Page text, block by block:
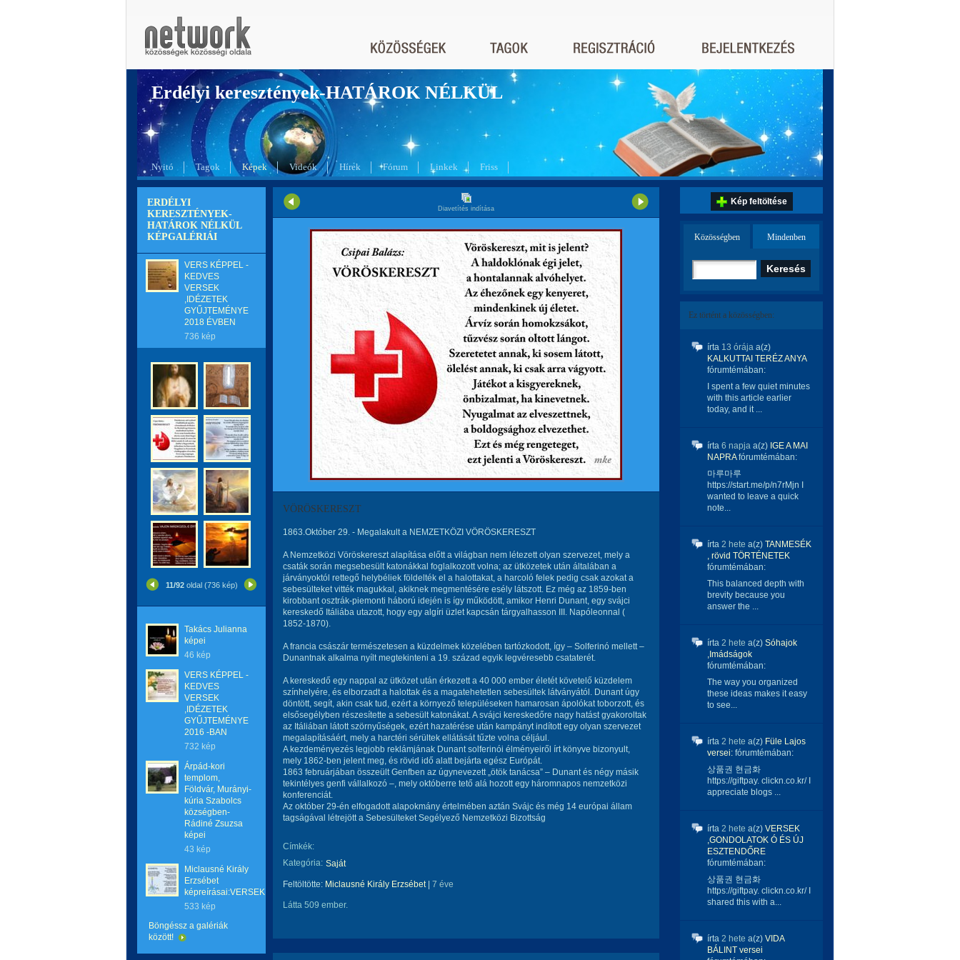
Erdélyi keresztények-HATÁROK NÉLKÜL
Nyitó Tagok Képek Videók Hírek Fórum Linkek Friss
ERDÉLYI
KERESZTÉNYEK-
HATÁROK NÉLKÜL
KÉPGALÉRIÁI
VERS KÉPPEL -
KEDVES
VERSEK
,IDÉZETEK
GYŰJTEMÉNYE
2018 ÉVBEN
736 kép
11/92oldal (736 kép)
Takács Julianna
képei
46 kép
VERS KÉPPEL -
KEDVES
VERSEK
,IDÉZETEK
GYŰJTEMÉNYE
2016 -BAN
732 kép
Árpád-kori
templom,
Földvár, Murányi-
kúria Szabolcs
községben-
Rádiné Zsuzsa
képei
43 kép
Miclausné Király
Erzsébet
képreírásai:VERSEK
533 kép
Böngéssz a galériák
között!
Diavetítés indítása
VÖRÖSKERESZT
1863.Október 29. - Megalakult a NEMZETKÖZI VÖRÖSKERESZT
A Nemzetközi Vöröskereszt alapítása előtt a világban nem létezett olyan szervezet, mely a
csaták során megsebesült katonákkal foglalkozott volna; az ütközetek után általában a
járványoktól rettegő helybéliek földelték el a halottakat, a harcoló felek pedig csak azokat a
sebesülteket vitték magukkal, akiknek megmentésére esély látszott. Ez még az 1859-ben
kirobbant osztrák-piemonti háború idején is így működött, amikor Henri Dunant, egy svájci
kereskedő Itáliába utazott, hogy egy algíri üzlet kapcsán tárgyalhasson III. Napóleonnal (
1852-1870).
A francia császár természetesen a küzdelmek közelében tartózkodott, így – Solferinó mellett –
Dunantnak alkalma nyílt megtekinteni a 19. század egyik legvéresebb csataterét.
A kereskedő egy nappal az ütközet után érkezett a 40 000 ember életét követelő küzdelem
színhelyére, és elborzadt a halottak és a magatehetetlen sebesültek látványától. Dunant úgy
döntött, segít, akin csak tud, ezért a környező településeken hamarosan ápolókat toborzott, és
elsősegélyben részesítette a sebesült katonákat. A svájci kereskedőre nagy hatást gyakoroltak
az Itáliában látott szörnyűségek, ezért hazatérése után kampányt indított egy olyan szervezet
megalapításáért, mely a harctéri sérültek ellátását tűzte volna céljául.
A kezdeményezés legjobb reklámjának Dunant solferinói élményeiről írt könyve bizonyult,
mely 1862-ben jelent meg, és rövid idő alatt bejárta egész Európát.
1863 februárjában összeült Genfben az úgynevezett „ötök tanácsa” – Dunant és négy másik
tekintélyes genfi vállalkozó –, mely októberre tető alá hozott egy háromnapos nemzetközi
konferenciát.
Az október 29-én elfogadott alapokmány értelmében aztán Svájc és még 14 európai állam
tagságával létrejött a Sebesülteket Segélyező Nemzetközi Bizottság
Címkék:
Kategória: Saját
Feltöltötte: Miclausné Király Erzsébet| 7 éve
Látta 509 ember.
Kép feltöltése
Közösségben Mindenben
Ez történt a közösségben:
írta 13 órája a(z)
KALKUTTAI TERÉZ ANYA
fórumtémában:
I spent a few quiet minutes
with this article earlier
today, and it ...
írta 6 napja a(z) IGE A MAI
NAPRAfórumtémában:
마루마루
https://start.me/p/n7rMjn I
wanted to leave a quick
note...
írta 2 hete a(z) TANMESÉK
, rövid TÖRTÉNETEK
fórumtémában:
This balanced depth with
brevity because you
answer the ...
írta 2 hete a(z) Sóhajok
,Imádságok
fórumtémában:
The way you organized
these ideas makes it easy
to see...
írta 2 hete a(z) Füle Lajos
versei: fórumtémában:
상품권 현금화
https://giftpay. clickn.co.kr/ I
appreciate blogs ...
írta 2 hete a(z) VERSEK
,GONDOLATOK Ó ÉS ÚJ
ESZTENDŐRE
fórumtémában:
상품권 현금화
https://giftpay. clickn.co.kr/ I
shared this with a...
írta 2 hete a(z) VIDA
BÁLINT versei